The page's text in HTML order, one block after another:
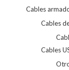
Cables
Cables
Cables